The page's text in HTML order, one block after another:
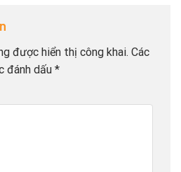
được hiển thị công khai. Các
đánh dấu *